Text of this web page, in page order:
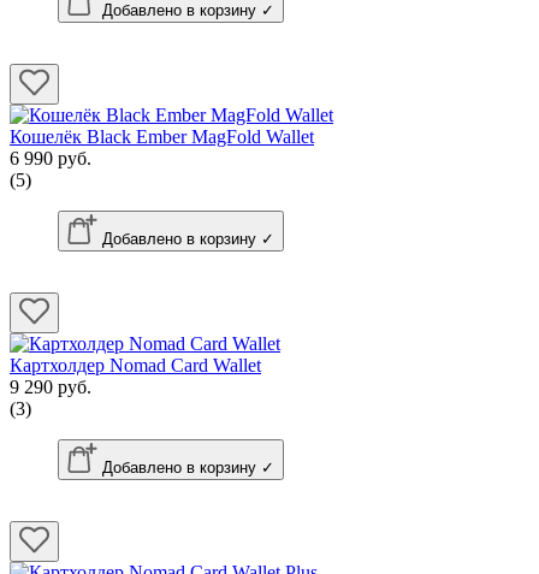
Добавлено в корзину ✓
Кошелёк Black Ember MagFold Wallet
6 990 руб.
(5)
Добавлено в корзину ✓
Картхолдер Nomad Card Wallet
9 290 руб.
(3)
Добавлено в корзину ✓